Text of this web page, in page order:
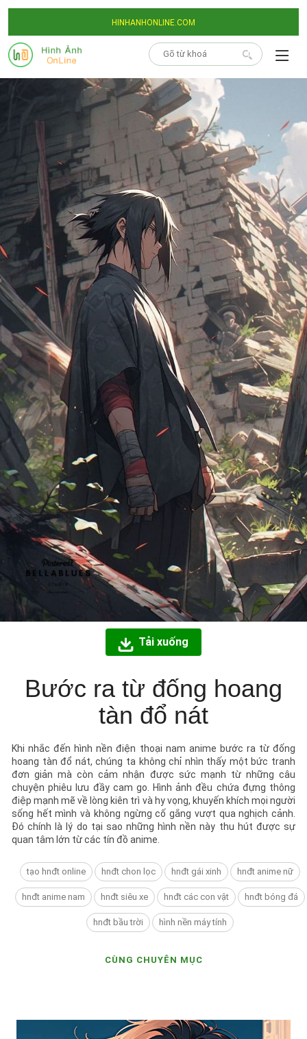
HINHANHONLINE.COM
Tải xuống
Bước ra từ đống hoang
tàn đổ nát
Khi nhắc đến hình nền điện thoại nam anime bước ra từ đống
hoang tàn đổ nát, chúng ta không chỉ nhìn thấy một bức tranh
đơn giản mà còn cảm nhận được sức mạnh từ những câu
chuyện phiêu lưu đầy cam go. Hình ảnh đều chứa đựng thông
điệp mạnh mẽ về lòng kiên trì và hy vọng, khuyến khích mọi người
sống hết mình và không ngừng cố gắng vượt qua nghịch cảnh.
Đó chính là lý do tại sao những hình nền này thu hút được sự
quan tâm lớn từ các tín đồ anime.
tạo hnđt online hnđt chon lọc hnđt gái xinh hnđt anime nữ
hnđt anime nam hnđt siêu xe hnđt các con vật hnđt bóng đá
hnđt bầu trời hình nền máy tính
CÙNG CHUYÊN MỤC